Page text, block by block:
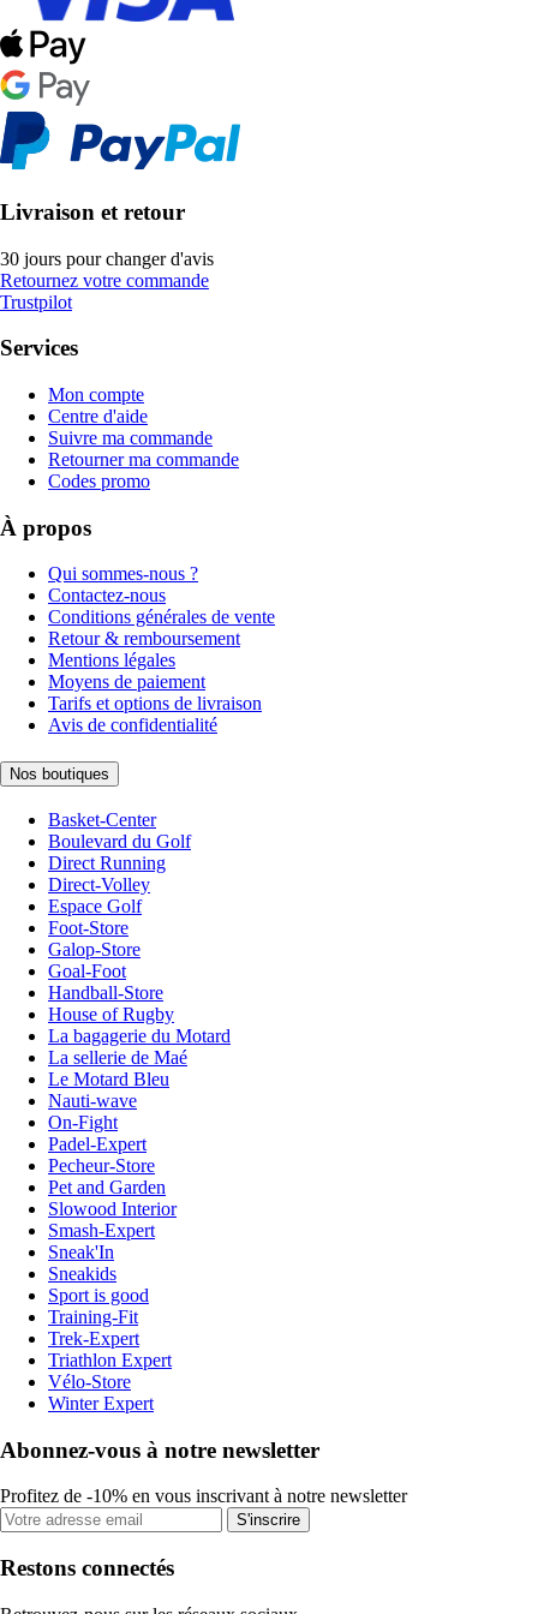
Livraison et retour
30 jours pour changer d'avis
Retournez votre commande
Trustpilot
Services
Mon compte
Centre d'aide
Suivre ma commande
Retourner ma commande
Codes promo
À propos
Qui sommes-nous ?
Contactez-nous
Conditions générales de vente
Retour & remboursement
Mentions légales
Moyens de paiement
Tarifs et options de livraison
Avis de confidentialité
Nos boutiques
Basket-Center
Boulevard du Golf
Direct Running
Direct-Volley
Espace Golf
Foot-Store
Galop-Store
Goal-Foot
Handball-Store
House of Rugby
La bagagerie du Motard
La sellerie de Maé
Le Motard Bleu
Nauti-wave
On-Fight
Padel-Expert
Pecheur-Store
Pet and Garden
Slowood Interior
Smash-Expert
Sneak'In
Sneakids
Sport is good
Training-Fit
Trek-Expert
Triathlon Expert
Vélo-Store
Winter Expert
Abonnez-vous à notre newsletter
Profitez de -10% en vous inscrivant à notre newsletter
S'inscrire
Restons connectés